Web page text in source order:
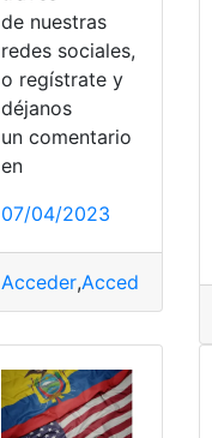
,foto,interfaz
de nuestras
redes sociales,
o regístrate y
déjanos
un comentario
en
07/04/2023
Acceder,Acceder a